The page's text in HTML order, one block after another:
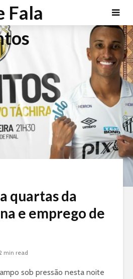
quartas da
e emprego de
min read
sob pressão nesta noite